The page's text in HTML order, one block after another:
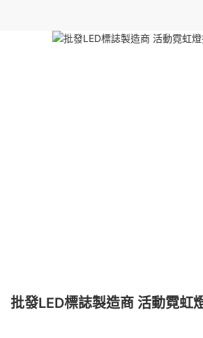
批發LED標誌製造商 活動霓虹